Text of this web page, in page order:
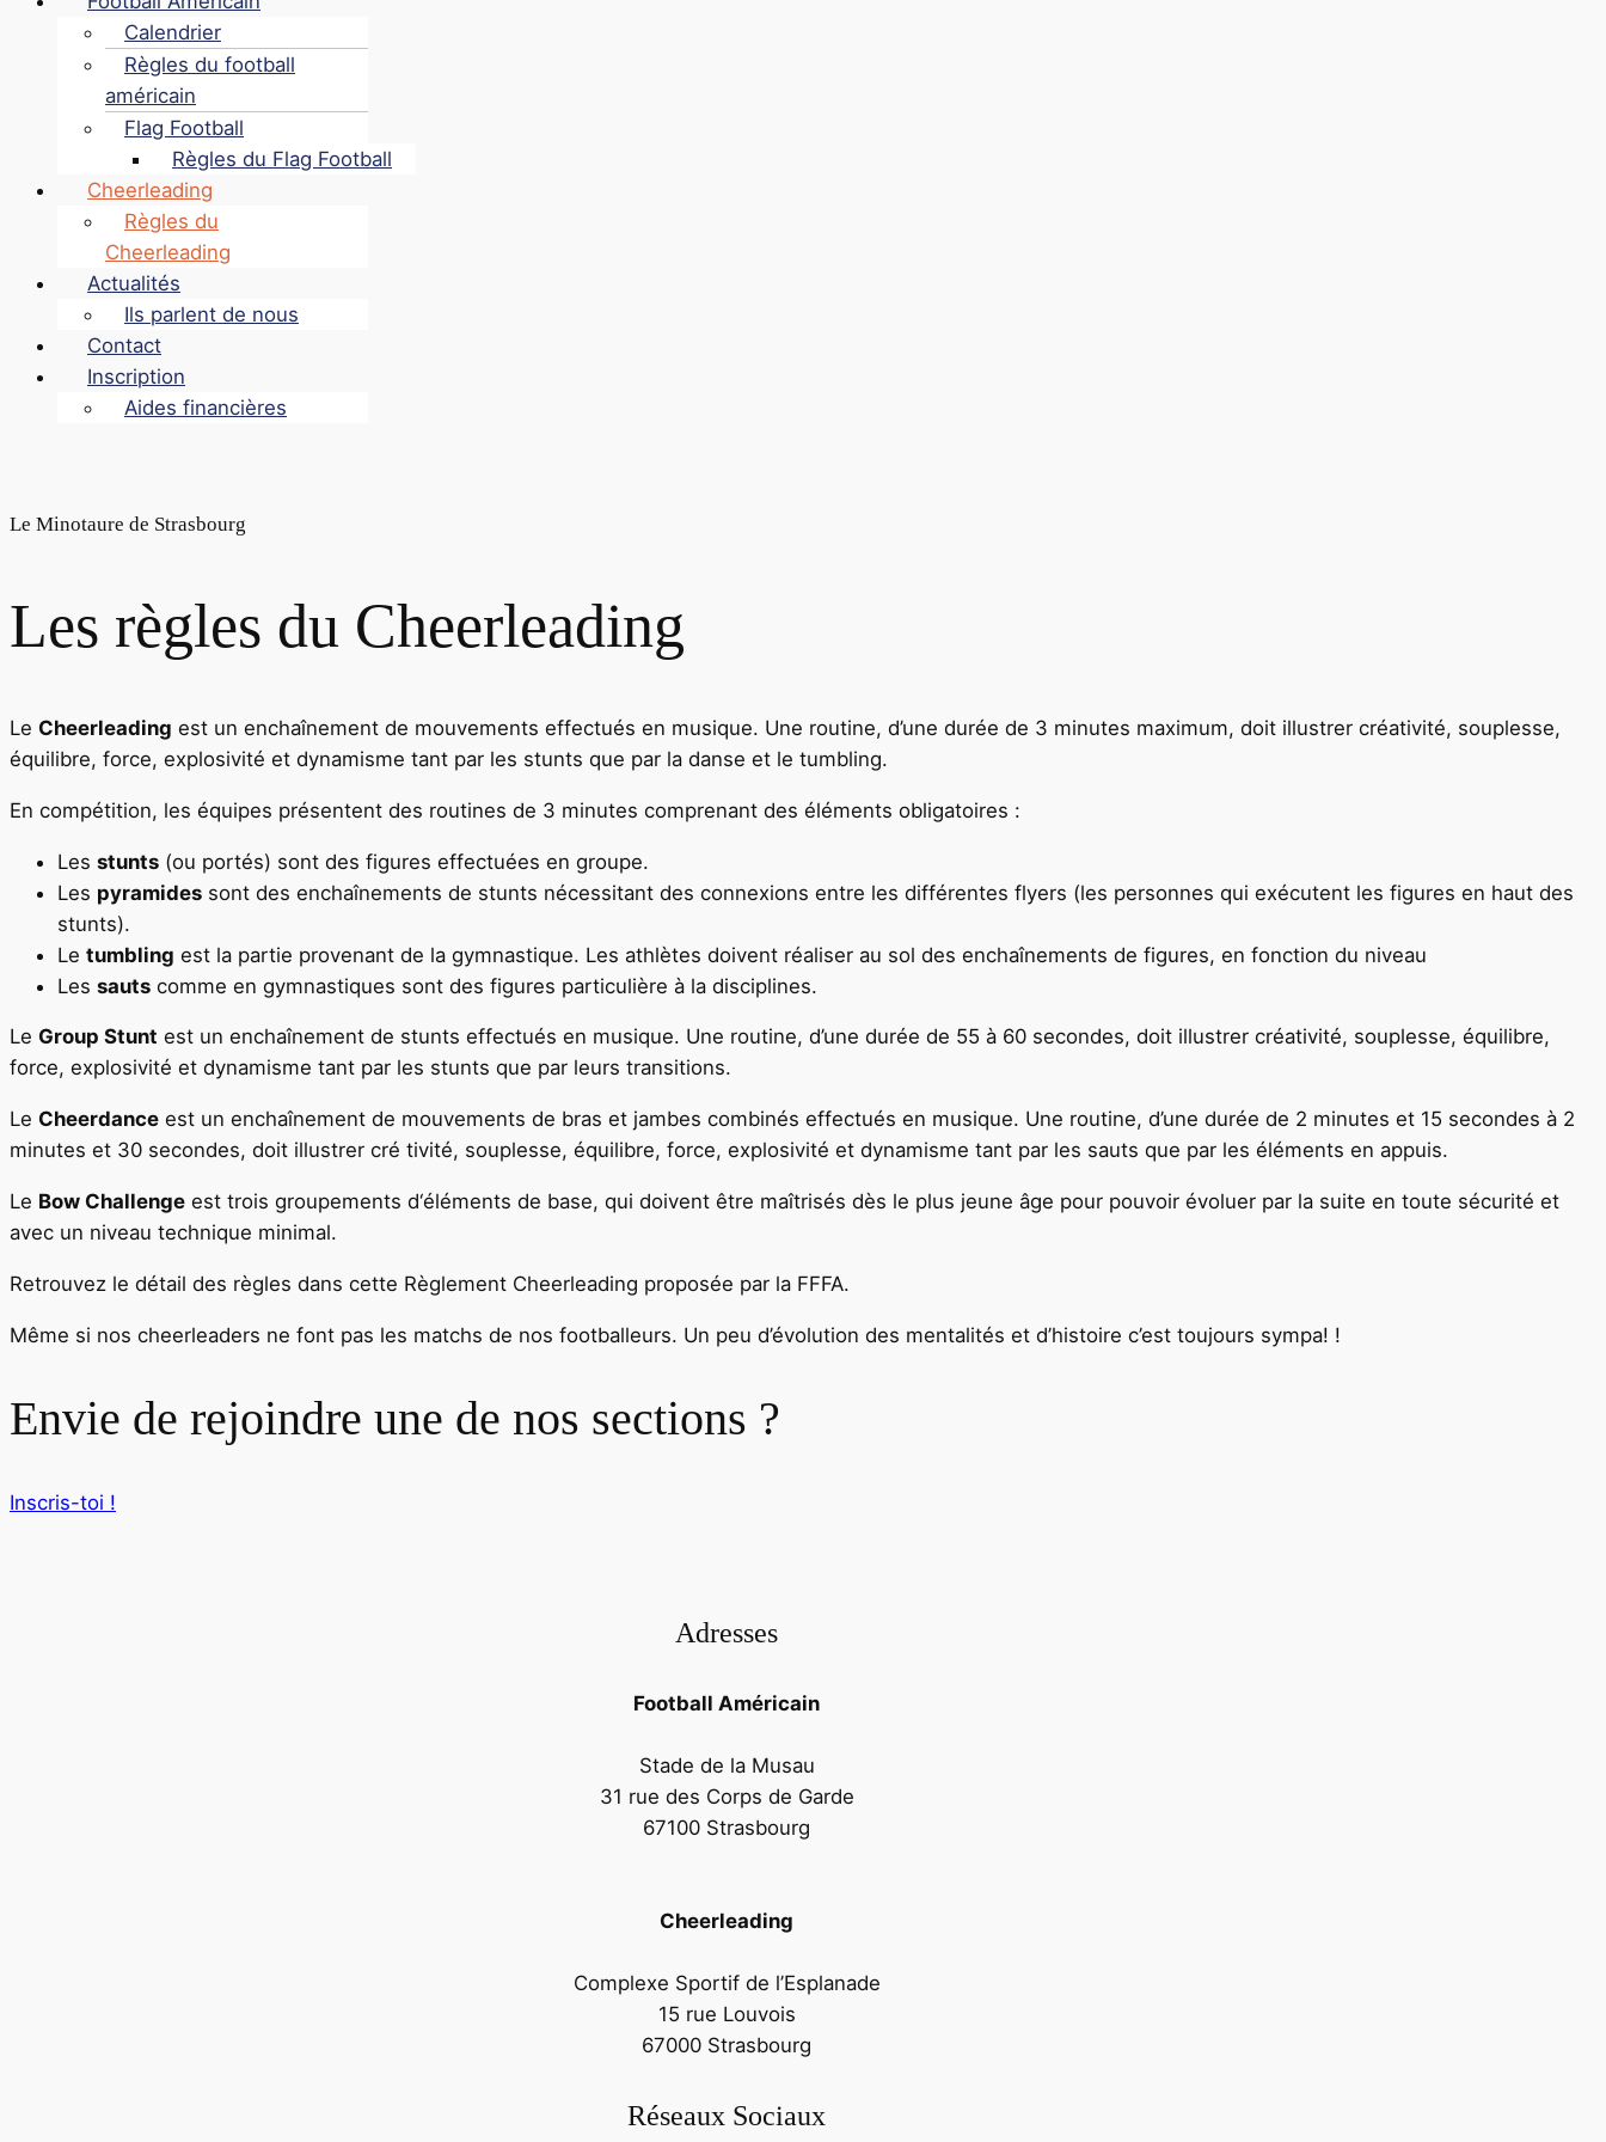
Calendrier
Règles du football
américain
Flag Football
Règles du Flag Football
Cheerleading
Règles du
Cheerleading
Actualités
Ils parlent de nous
Contact
Inscription
Aides financières
Le Minotaure de Strasbourg
Les règles du Cheerleading
Le Cheerleading est un enchaînement de mouvements effectués en musique. Une routine, d’une durée de 3 minutes maximum, doit illustrer créativité, souplesse,
équilibre, force, explosivité et dynamisme tant par les stunts que par la danse et le tumbling.
En compétition, les équipes présentent des routines de 3 minutes comprenant des éléments obligatoires :
Les stunts (ou portés) sont des figures effectuées en groupe.
Les pyramides sont des enchaînements de stunts nécessitant des connexions entre les différentes flyers (les personnes qui exécutent les figures en haut des
stunts).
Le tumbling est la partie provenant de la gymnastique. Les athlètes doivent réaliser au sol des enchaînements de figures, en fonction du niveau
Les sauts comme en gymnastiques sont des figures particulière à la disciplines.
Le Group Stunt est un enchaînement de stunts effectués en musique. Une routine, d’une durée de 55 à 60 secondes, doit illustrer créativité, souplesse, équilibre,
force, explosivité et dynamisme tant par les stunts que par leurs transitions.
Le Cheerdance est un enchaînement de mouvements de bras et jambes combinés effectués en musique. Une routine, d’une durée de 2 minutes et 15 secondes à 2
minutes et 30 secondes, doit illustrer cré tivité, souplesse, équilibre, force, explosivité et dynamisme tant par les sauts que par les éléments en appuis.
Le Bow Challenge est trois groupements d‘éléments de base, qui doivent être maîtrisés dès le plus jeune âge pour pouvoir évoluer par la suite en toute sécurité et
avec un niveau technique minimal.
Retrouvez le détail des règles dans cette Règlement Cheerleading proposée par la FFFA.
Même si nos cheerleaders ne font pas les matchs de nos footballeurs. Un peu d’évolution des mentalités et d’histoire c’est toujours sympa! !
Envie de rejoindre une de nos sections ?
Inscris-toi !
Adresses
Football Américain
Stade de la Musau
31 rue des Corps de Garde
67100 Strasbourg
Cheerleading
Complexe Sportif de l’Esplanade
15 rue Louvois
67000 Strasbourg
Réseaux Sociaux